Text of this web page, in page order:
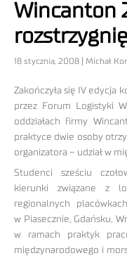
Wincanton
18 stycznia, 2008 | Michał
Zakończyła się IV edycja
przez Forum Logistyki
oddziałach firmy
praktyce dwie osoby
organizatora – udział w
Studenci sześciu
kierunki związane z
regionalnych
w Piasecznie, Gdańsku,
w ramach praktyk
międzynarodowego i